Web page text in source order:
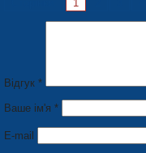
1
Відгук *
Ваше ім'я *
E-mail